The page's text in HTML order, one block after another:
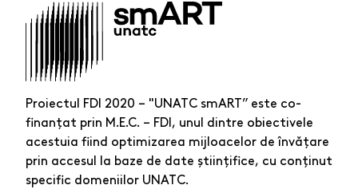
Proiectul FDI 2020 – "UNATC smART” este co-
finanțat prin M.E.C. – FDI, unul dintre obiectivele
acestuia fiind optimizarea mijloacelor de învățare
prin accesul la baze de date științifice, cu conținut
specific domeniilor UNATC.